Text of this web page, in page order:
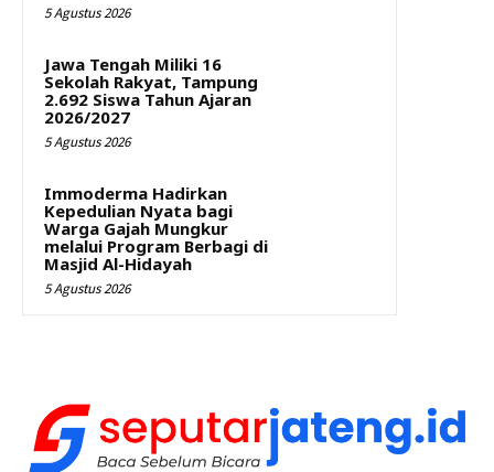
5 Agustus 2026
Jawa Tengah Miliki 16
Sekolah Rakyat, Tampung
2.692 Siswa Tahun Ajaran
2026/2027
5 Agustus 2026
Immoderma Hadirkan
Kepedulian Nyata bagi
Warga Gajah Mungkur
melalui Program Berbagi di
Masjid Al-Hidayah
5 Agustus 2026